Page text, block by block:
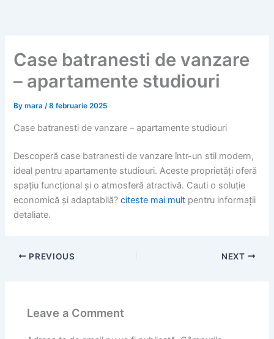
Case batranesti de vanzare
– apartamente studiouri
Bymara/8 februarie 2025
Case batranesti de vanzare – apartamente studiouri
Descoperă case batranesti de vanzare într-un stil modern,
ideal pentru apartamente studiouri. Aceste proprietăți oferă
spațiu funcțional și o atmosferă atractivă. Cauti o soluție
economică și adaptabilă?citeste mai mult pentru informații
detaliate.
PREVIOUS NEXT
Leave a Comment